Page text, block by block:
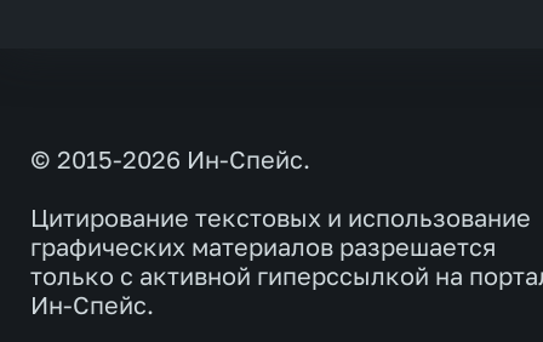
© 2015-2026 Ин-Спейс.
Цитирование текстовых и использование
графических материалов разрешается
только с активной гиперссылкой на
Ин-Спейс.